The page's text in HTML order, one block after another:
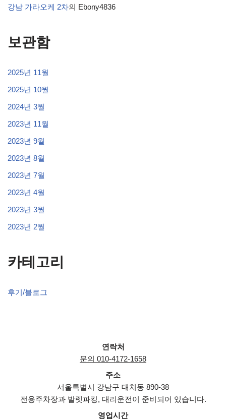
강남 가라오케 2차의 Ebony4836
보관함
2025년 11월
2025년 10월
2024년 3월
2023년 11월
2023년 9월
2023년 8월
2023년 7월
2023년 4월
2023년 3월
2023년 2월
카테고리
후기/블로그
연락처
문의 010-4172-1658
주소
서울특별시 강남구 대치동 890-38
전용주차장과 발렛파킹, 대리운전이 준비되어 있습니다.
영업시간